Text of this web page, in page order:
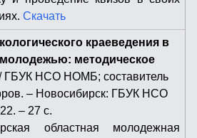
Скачать
краеведения в
молодежью: методическое
ГБУК НСО НОМБ; составитель
– Новосибирск: ГБУК НСО
– 27 с.
областная молодежная